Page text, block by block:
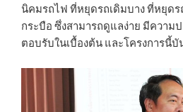
นิคมรถไฟ ที่หยุดรถเดิมบาง ที่หยุด
กระบือ ซึ่งสามารถดูแลง่าย มีความ
ตอบรับในเบื้องต้น และโครงการนี้